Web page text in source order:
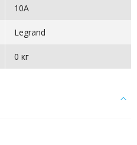
10А
Legrand
0 кг